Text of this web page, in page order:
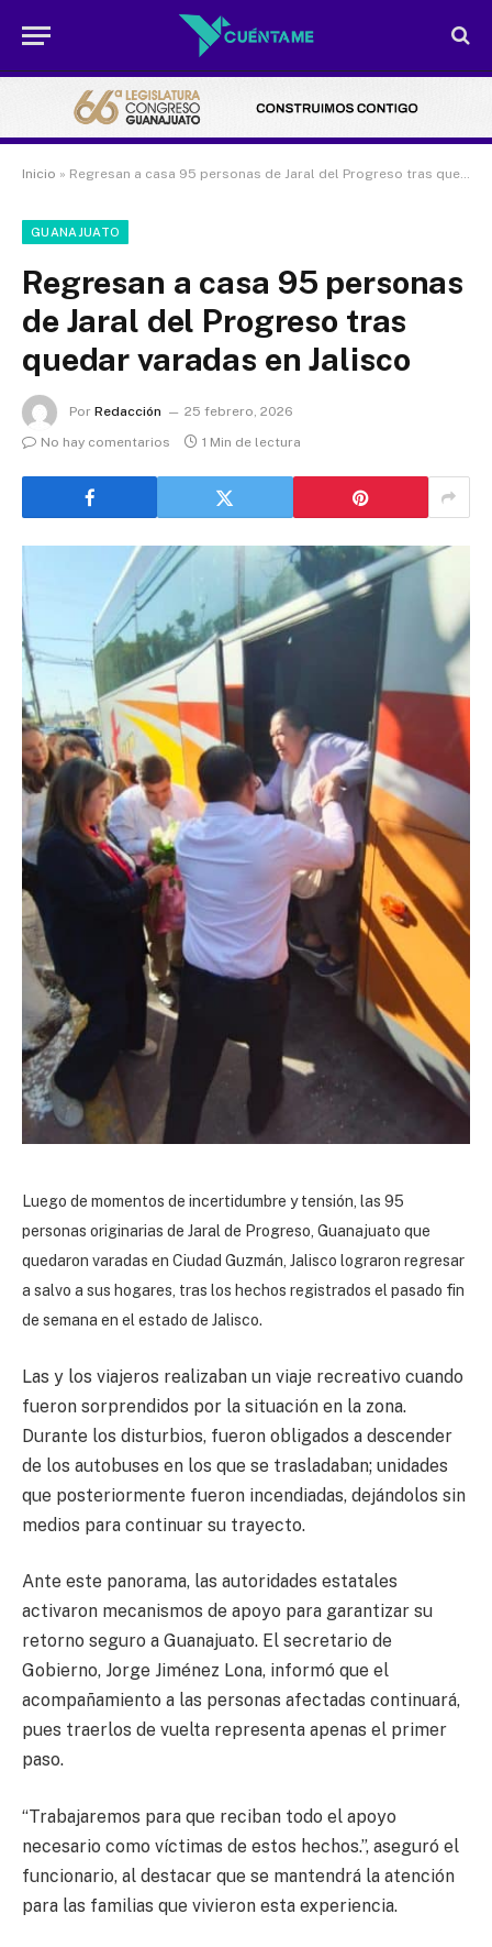
Inicio » Regresan a casa 95 personas de Jaral del Progreso tras quedar varadas en Jalisco
GUANAJUATO
Regresan a casa 95 personas
de Jaral del Progreso tras
quedar varadas en Jalisco
Por Redacción
25 febrero, 2026
No hay comentarios
1 Min de lectura
Luego de momentos de incertidumbre y tensión, las 95
personas originarias de Jaral de Progreso, Guanajuato que
quedaron varadas en Ciudad Guzmán, Jalisco lograron regresar
a salvo a sus hogares, tras los hechos registrados el pasado fin
de semana en el estado de Jalisco.
Las y los viajeros realizaban un viaje recreativo cuando
fueron sorprendidos por la situación en la zona.
Durante los disturbios, fueron obligados a descender
de los autobuses en los que se trasladaban; unidades
que posteriormente fueron incendiadas, dejándolos sin
medios para continuar su trayecto.
Ante este panorama, las autoridades estatales
activaron mecanismos de apoyo para garantizar su
retorno seguro a Guanajuato. El secretario de
Gobierno, Jorge Jiménez Lona, informó que el
acompañamiento a las personas afectadas continuará,
pues traerlos de vuelta representa apenas el primer
paso.
“Trabajaremos para que reciban todo el apoyo
necesario como víctimas de estos hechos.”, aseguró el
funcionario, al destacar que se mantendrá la atención
para las familias que vivieron esta experiencia.